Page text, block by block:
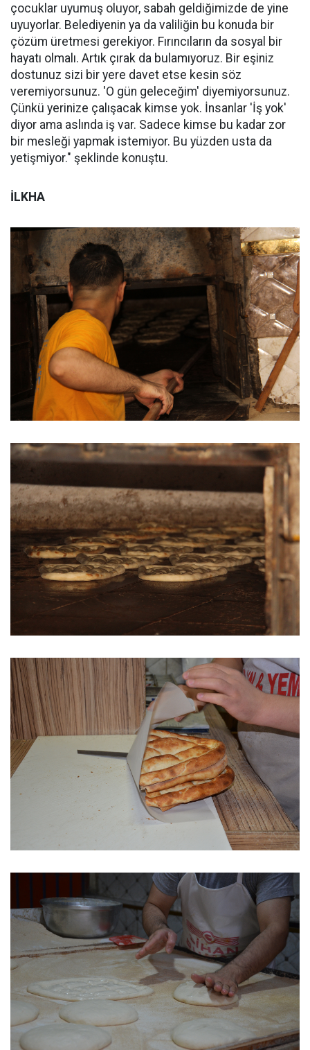
çocuklar uyumuş oluyor, sabah geldiğimizde de yine
uyuyorlar. Belediyenin ya da valiliğin bu konuda bir
çözüm üretmesi gerekiyor. Fırıncıların da sosyal bir
hayatı olmalı. Artık çırak da bulamıyoruz. Bir eşiniz
dostunuz sizi bir yere davet etse kesin söz
veremiyorsunuz. 'O gün geleceğim' diyemiyorsunuz.
Çünkü yerinize çalışacak kimse yok. İnsanlar 'İş yok'
diyor ama aslında iş var. Sadece kimse bu kadar zor
bir mesleği yapmak istemiyor. Bu yüzden usta da
yetişmiyor." şeklinde konuştu.
İLKHA